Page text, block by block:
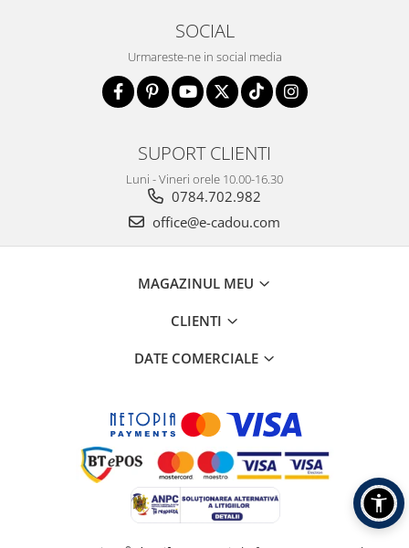
SOCIAL
Urmareste-ne in social media
SUPORT CLIENTI
Luni - Vineri orele 10.00-16.30
0784.702.982
office@e-cadou.com
MAGAZINUL MEU
CLIENTI
DATE COMERCIALE